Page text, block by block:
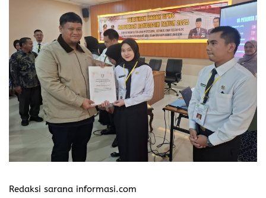
Redaksi sarana informasi.com